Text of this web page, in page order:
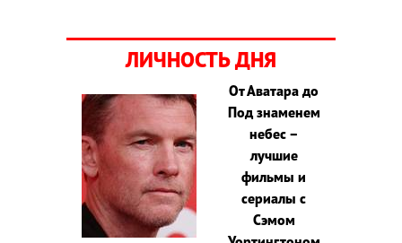
ЛИЧНОСТЬ ДНЯ
От Аватара до
Под знаменем
небес –
лучшие
фильмы и
сериалы с
Сэмом